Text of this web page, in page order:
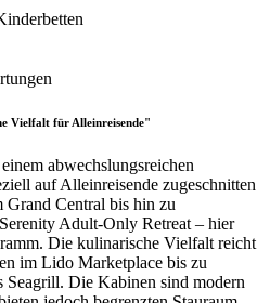
Vielfalt für Alleinreisende"
abwechslungsreichen
auf Alleinreisende zugeschnitten
Grand Central bis hin zu
Adult-Only Retreat – hier
Die kulinarische Vielfalt reicht
im Lido Marketplace bis zu
Die Kabinen sind modern